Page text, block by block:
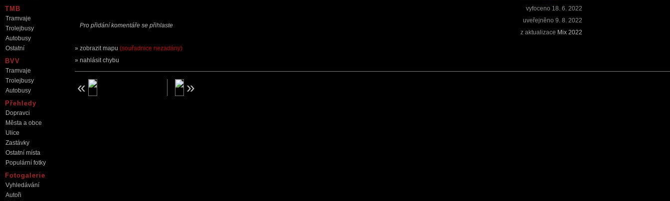
vyfoceno 18. 6. 2022
uveřejněno 9. 8. 2022
z aktualizace Mix 2022
Pro přidání komentáře se přihlaste
zobrazit mapu (souřadnice nezadány)
nahlásit chybu
TMB
Tramvaje
Trolejbusy
Autobusy
Ostatní
BVV
Tramvaje
Trolejbusy
Autobusy
Přehledy
Dopravci
Města a obce
Ulice
Zastávky
Ostatní místa
Populární fotky
Fotogalerie
Vyhledávání
Autoři